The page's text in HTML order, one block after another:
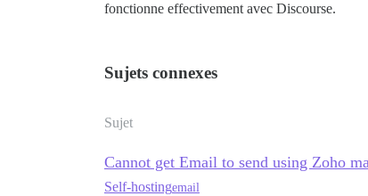
fonctionne effectivement avec Discourse.
Sujets connexes
Sujet
Cannot get Email to send using Zoho
Self-hostingemail